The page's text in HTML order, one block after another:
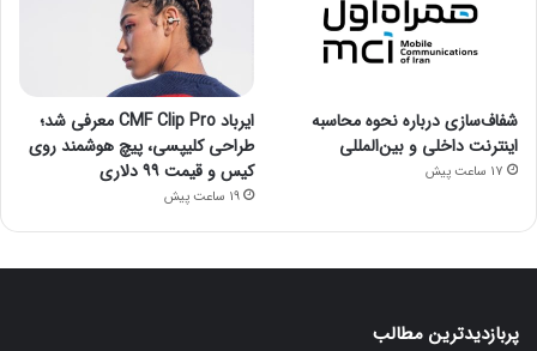
شفاف‌سازی درباره نحوه محاسبه
اینترنت داخلی و بین‌المللی
17 ساعت پیش
ایرباد CMF Clip Pro معرفی شد؛
طراحی کلیپسی، پیچ هوشمند روی
کیس و قیمت ۹۹ دلاری
19 ساعت پیش
پربازدیدترین مطالب